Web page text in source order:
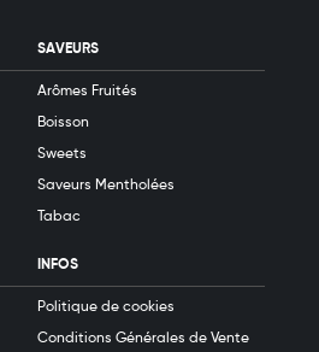
SAVEURS
Arômes Fruités
Boisson
Sweets
Saveurs Mentholées
Tabac
INFOS
Politique de cookies
Conditions Générales de Vente